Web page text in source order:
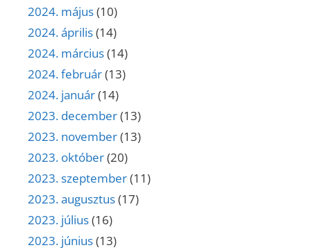
2024. május(10)
2024. április(14)
2024. március(14)
2024. február(13)
2024. január(14)
2023. december(13)
2023. november(13)
2023. október(20)
2023. szeptember(11)
2023. augusztus(17)
2023. július(16)
2023. június(13)